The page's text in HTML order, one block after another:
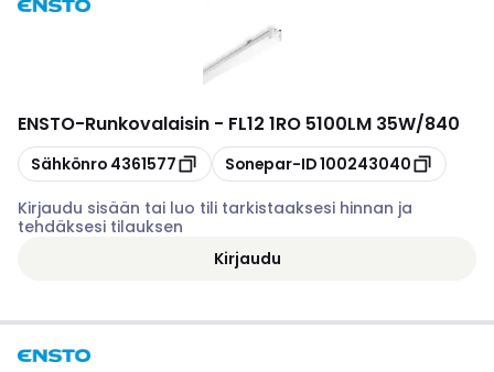
ENSTO-Runkovalaisin - FL12 1RO 5100LM 35W/840
Kopioi
Sähkönro 4361577 Kopioi
Sonepar-ID100243040
Kirjaudu sisään tai luo tili tarkistaaksesi hinnan ja
tehdäksesi tilauksen
Kirjaudu